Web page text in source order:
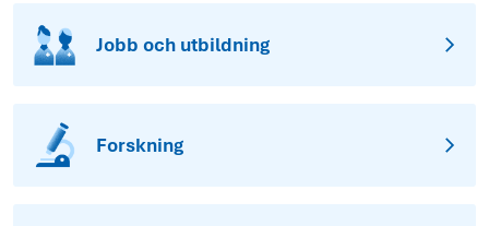
Jobb och utbildning
Forskning